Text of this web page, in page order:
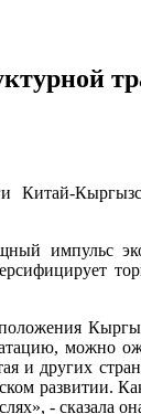
Китай-
импульс
можно
и других
развитии.
- сказала